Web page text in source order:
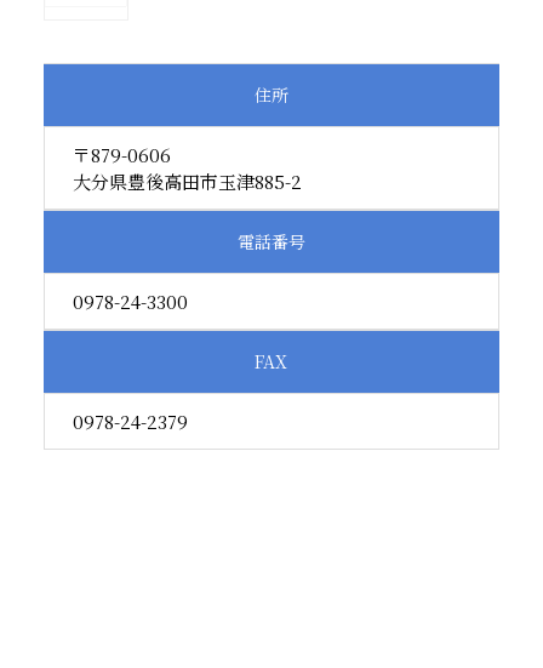
住所
〒879-0606
大分県豊後高田市玉津885-2
電話番号
0978-24-3300
FAX
0978-24-2379